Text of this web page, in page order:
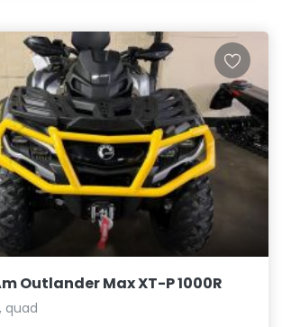
Outlander Max XT-P 1000R
quad